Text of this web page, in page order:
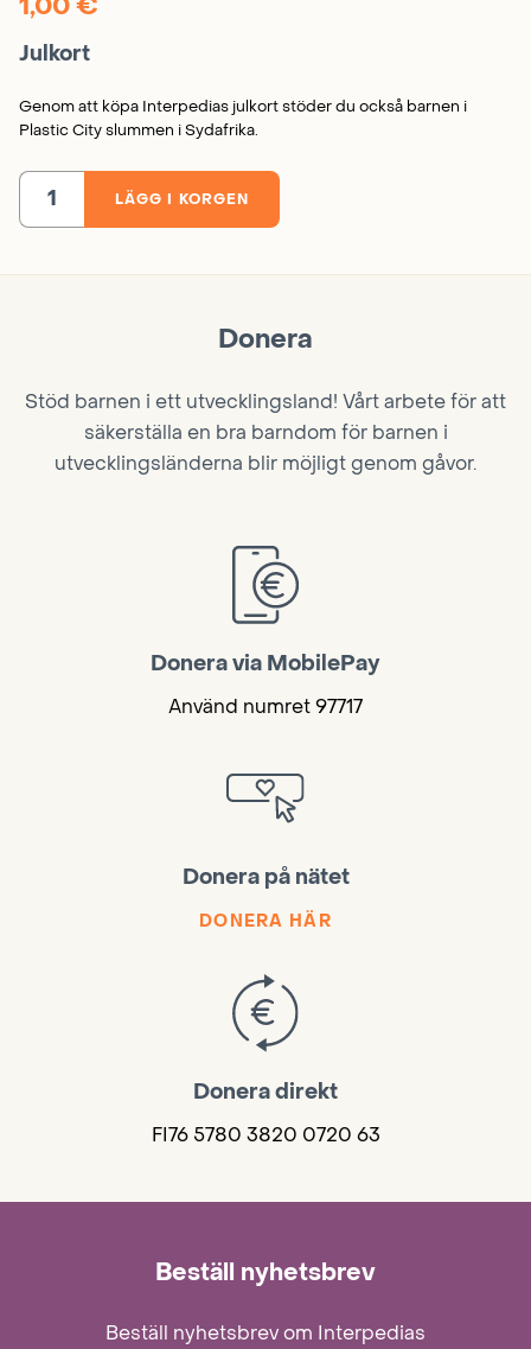
Julkort
Genom att köpa Interpedias julkort stöder du också barnen i
Plastic City slummen i Sydafrika.
Julkort LÄGG I KORGEN
Donera
Stöd barnen i ett utvecklingsland! Vårt arbete för att
säkerställa en bra barndom för barnen i
utvecklingsländerna blir möjligt genom gåvor.
Donera via MobilePay
Använd numret 97717
Donera på nätet
DONERA HÄR
Donera direkt
FI76 5780 3820 0720 63
Beställ nyhetsbrev
Beställ nyhetsbrev om Interpedias